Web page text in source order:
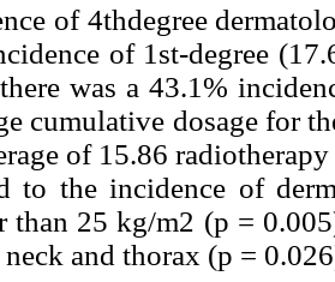
of 4thdegree
of 1st-degree
was a 43.1%
cumulative dosage for
of 15.86
to the incidence of
than 25 kg/m2 (p =
neck and thorax (p =